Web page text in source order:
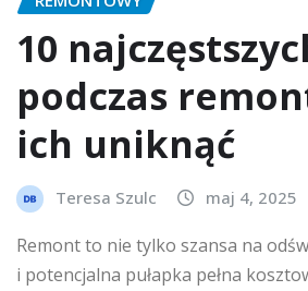
10
podczas
ich uniknąć
Teresa Szulc maj 4, 2025
Remont to nie tylko szansa na
i potencjalna pułapka pełna